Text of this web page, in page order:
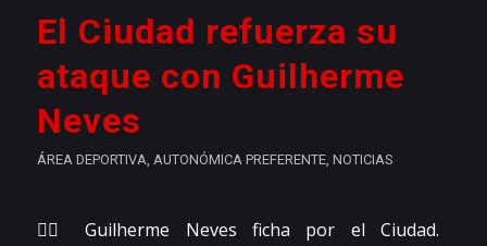
El Ciudad refuerza su
ataque con Guilherme
Neves
ÁREA DEPORTIVA AUTONÓMICA PREFERENTE, NOTICIAS
👉🏼 Guilherme Neves ficha por el Ciudad.